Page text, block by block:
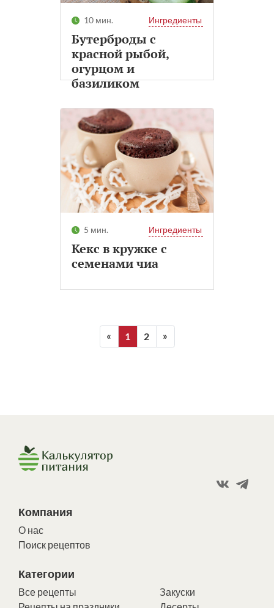
10 мин. Ингредиенты
Бутерброды с
красной рыбой,
огурцом и
базиликом
5 мин. Ингредиенты
Кекс в кружке с
семенами чиа
« 1 2 »
Компания
О нас
Поиск рецептов
Категории
Все рецепты
Закуски